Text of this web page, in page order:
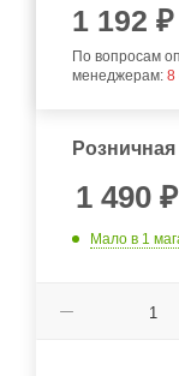
1 192 ₽
По вопросам
менеджерам: 8
1 490 ₽
Мало в 1